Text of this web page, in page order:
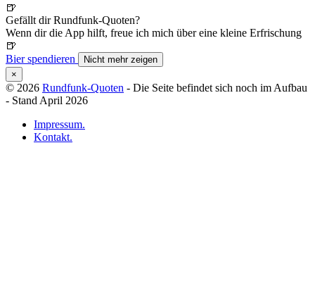
🍺
Gefällt dir Rundfunk-Quoten?
Wenn dir die App hilft, freue ich mich über eine kleine Erfrischung
🍺
Bier spendieren
Nicht mehr zeigen
×
© 2026 Rundfunk-Quoten - Die Seite befindet sich noch im Aufbau
- Stand April 2026
Impressum.
Kontakt.